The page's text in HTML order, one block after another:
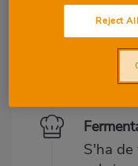
Farina
Anar
Dins
S'ha de
Reject All